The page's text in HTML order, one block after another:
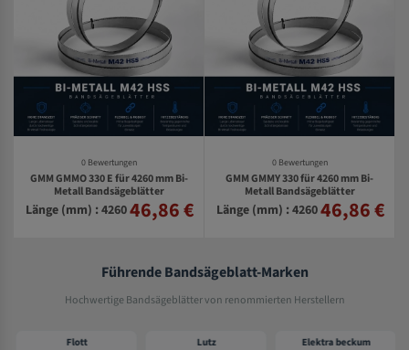
0 Bewertungen
GMM GMMO 330 E für 4260 mm Bi-
Metall Bandsägeblätter
Länge (mm) : 426046,86 €
0 Bewertungen
GMM GMMY 330 für 4260 mm Bi-
Metall Bandsägeblätter
Länge (mm) : 426046,86 €
Führende Bandsägeblatt-Marken
Hochwertige Bandsägeblätter von renommierten Herstellern
Flott Lutz Elektra beckum